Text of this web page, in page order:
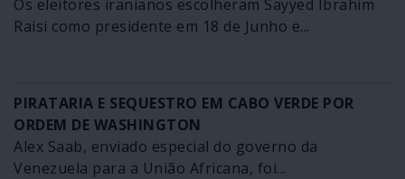
Os eleitores iranianos escolheram Sayyed Ibrahim
Raisi como presidente em 18 de Junho e...
PIRATARIA E SEQUESTRO EM CABO VERDE POR
ORDEM DE WASHINGTON
Alex Saab, enviado especial do governo da
Venezuela para a União Africana, foi...